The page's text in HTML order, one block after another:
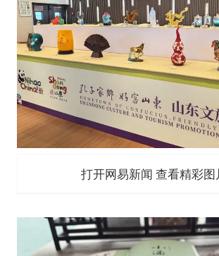
打开网易新闻 查看精彩图